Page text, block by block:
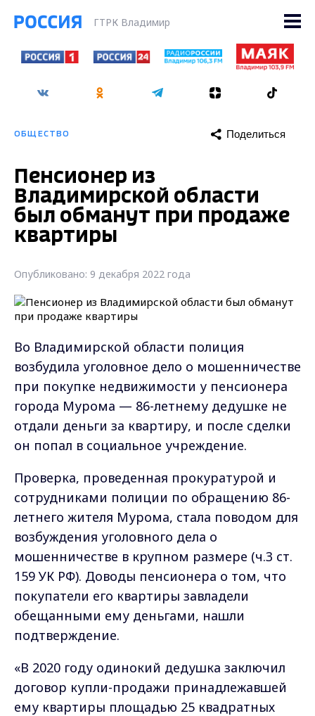
ГТРК Владимир
ОБЩЕСТВО Поделиться
Пенсионер из
Владимирской области
был обманут при продаже
квартиры
Опубликовано: 9 декабря 2022 года
Во Владимирской области полиция
возбудила уголовное дело о мошенничестве
при покупке недвижимости у пенсионера
города Мурома — 86-летнему дедушке не
отдали деньги за квартиру, и после сделки
он попал в социальное учреждение.
Проверка, проведенная прокуратурой и
сотрудниками полиции по обращению 86-
летнего жителя Мурома, стала поводом для
возбуждения уголовного дела о
мошенничестве в крупном размере (ч.3 ст.
159 УК РФ). Доводы пенсионера о том, что
покупатели его квартиры завладели
обещанными ему деньгами, нашли
подтверждение.
«В 2020 году одинокий дедушка заключил
договор купли-продажи принадлежавшей
ему квартиры площадью 25 квадратных